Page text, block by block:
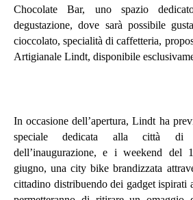
Chocolate Bar, uno spazio
degustazione, dove sarà possibile
cioccolato, specialità di caffetteria,
Artigianale Lindt, disponibile
In occasione dell’apertura, Lindt ha
speciale dedicata alla città
dell’inaugurazione, e i weekend del
giugno, una city bike brandizzata
cittadino distribuendo dei gadget ispirati